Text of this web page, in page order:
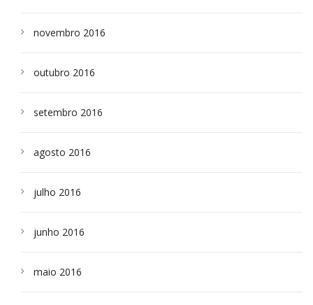
novembro 2016
outubro 2016
setembro 2016
agosto 2016
julho 2016
junho 2016
maio 2016